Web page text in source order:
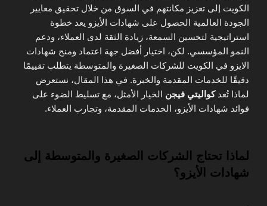
الكويت إلى تعزيز مكانتهم في السوق من خلال تحقيق معايير
الجودة العالمية الحصول على شهادات الأيزو يعد خطوة
استراتيجية لتحسين السمعة، زيادة الثقة لدى العملاء، ودعم
النمو المؤسسي. لكن، اختيار أفضل جهة اعتماد ومنح شهادات
الايزو في الكويت للشركات الصغيرة والمتوسطة يتطلب تقييمًا
دقيقًا للخدمات المقدمة والخبرة. في هذا المقال، نستعرض
لماذا تُعدكواليتي فيجن الخيار الأمثل، مع تسليط الضوء على
فوائد شهادات الأيزو، الخدمات المقدمة، وتجارب العملاء.
لماذا تحتاج الشركات الصغيرة والمتوسطة إلى
شهادات الأيزو؟